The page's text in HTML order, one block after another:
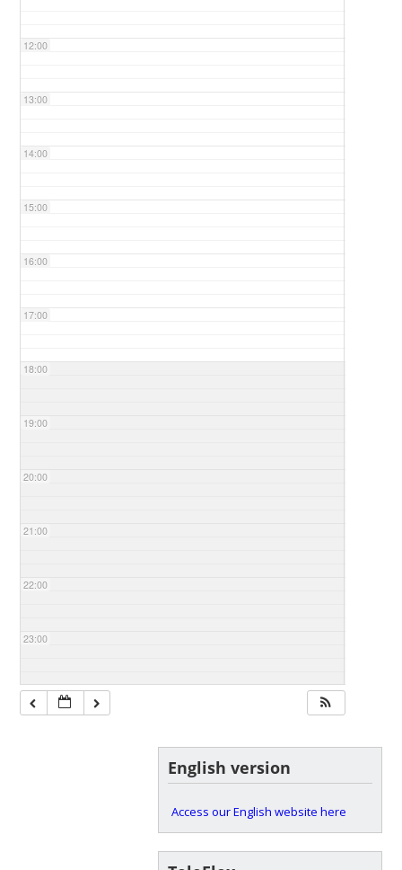
12:00
13:00
14:00
15:00
16:00
17:00
18:00
19:00
20:00
21:00
22:00
23:00
English version
Access our English website here